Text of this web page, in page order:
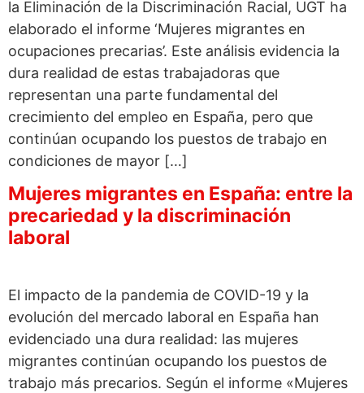
la Eliminación de la Discriminación Racial, UGT ha
elaborado el informe ‘Mujeres migrantes en
ocupaciones precarias’. Este análisis evidencia la
dura realidad de estas trabajadoras que
representan una parte fundamental del
crecimiento del empleo en España, pero que
continúan ocupando los puestos de trabajo en
condiciones de mayor […]
Mujeres migrantes en España: entre la
precariedad y la discriminación
laboral
El impacto de la pandemia de COVID-19 y la
evolución del mercado laboral en España han
evidenciado una dura realidad: las mujeres
migrantes continúan ocupando los puestos de
trabajo más precarios. Según el informe «Mujeres